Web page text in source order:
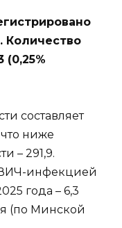
Количество
(0,25%
составляет
ниже
– 291,9.
ВИЧ-инфекцией
года – 6,3
(по Минской